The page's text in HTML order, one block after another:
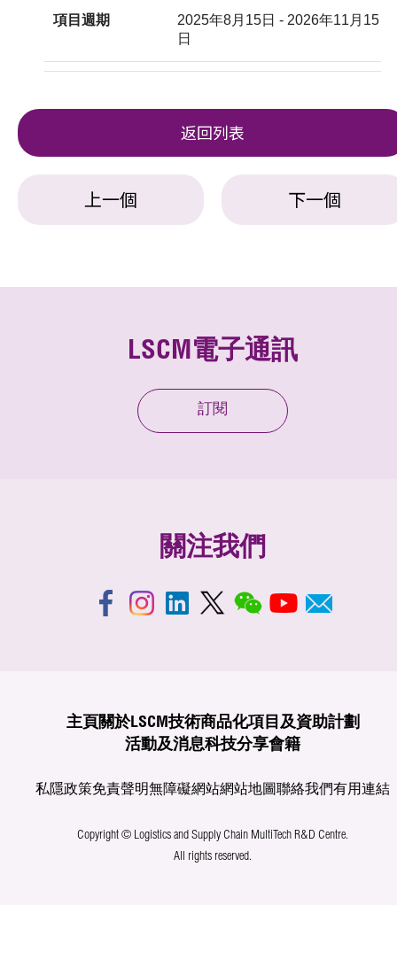
項目週期
2025年8月15日 - 2026年11月15
日
返回列表
上一個 下一個
LSCM電子通訊
訂閱
關注我們
主頁 關於LSCM技術商品化項目及資助計劃
活動及消息科技分享會籍
私隱政策免責聲明無障礙網站網站地圖聯絡我們有用連結
Copyright © Logistics and Supply Chain MultiTech R&D Centre.
All rights reserved.